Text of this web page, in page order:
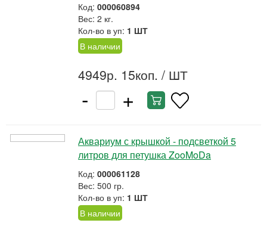
Код: 000060894
Вес: 2 кг.
Кол-во в уп: 1 ШТ
В наличии
4949р. 15коп. / ШТ
- +
Аквариум с крышкой - подсветкой 5
литров для петушка ZooMoDa
Код: 000061128
Вес: 500 гр.
Кол-во в уп: 1 ШТ
В наличии